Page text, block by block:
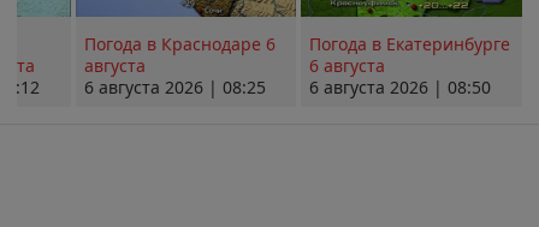
Погода в Краснодаре 6
августа
6 августа 2026 | 08:25
Погода в Екатеринбурге
6 августа
6 августа 2026 | 08:50